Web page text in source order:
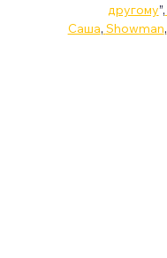
другому”,
Саша, Showman,